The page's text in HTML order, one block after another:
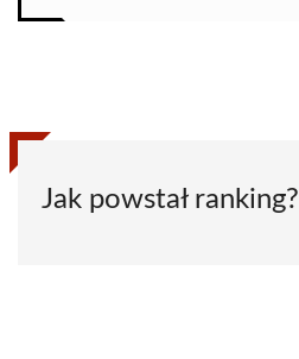
Jak powstał ranking?